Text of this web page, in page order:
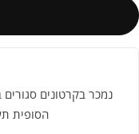
נמכר בקרטונים
הסופית